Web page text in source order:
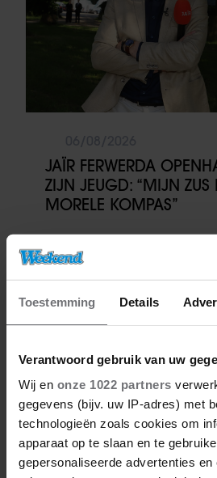
Toestemming Details
Verantwoord gebruik van uw
Wij en onze 1022 partners
gegevens (bijv. uw IP-adres) met
technologieën zoals cookies om
apparaat op te slaan en te
gepersonaliseerde advertenties
JAÏR FERWERDA
ZIJN JEUGD: “MIJN ZUS
MORELE KOMPAS”